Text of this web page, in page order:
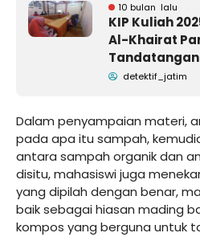
10 bulan lalu
KIP Kuliah
Al-Khairat
detektif_jatim
Dalam penyampaian materi,
pada apa itu sampah,
antara sampah organik dan
disitu, mahasiswi juga
yang dipilah dengan benar,
baik sebagai hiasan mading
kompos yang berguna untuk